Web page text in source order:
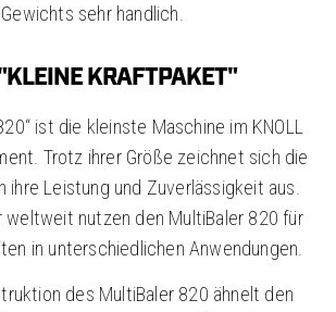
Gewichts sehr handlich.
KRAFTPAKET"
ist die kleinste Maschine im KNOLL
Trotz ihrer Größe zeichnet sich die
ihre Leistung und Zuverlässigkeit aus.
weltweit nutzen den MultiBaler 820 für
in unterschiedlichen Anwendungen.
des MultiBaler 820 ähnelt den